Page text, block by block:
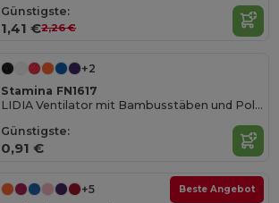
Günstigste:
1,41 €2,26 €
+2
Stamina FN1617
LIDIA Ventilator mit Bambusstäben und Polyestergewebe
Günstigste:
0,91 €
Beste Angebot
+5